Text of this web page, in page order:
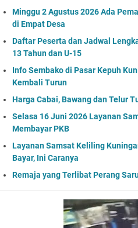
Minggu 2 Agustus 2026 Ada
di Empat Desa
Daftar Peserta dan Jadwal
13 Tahun dan U-15
Info Sembako di Pasar Kepuh
Kembali Turun
Harga Cabai, Bawang dan Telur
Selasa 16 Juni 2026 Layanan
Membayar PKB
Layanan Samsat Keliling
Bayar, Ini Caranya
Remaja yang Terlibat Perang